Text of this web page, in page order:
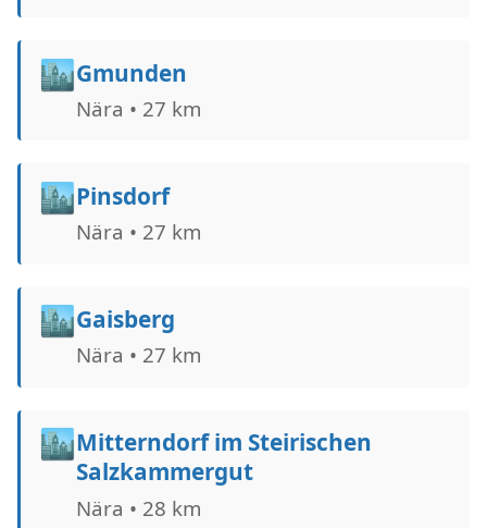
🏙️Gmunden
Nära • 27 km
🏙️Pinsdorf
Nära • 27 km
🏙️Gaisberg
Nära • 27 km
🏙️Mitterndorf im Steirischen
Salzkammergut
Nära • 28 km